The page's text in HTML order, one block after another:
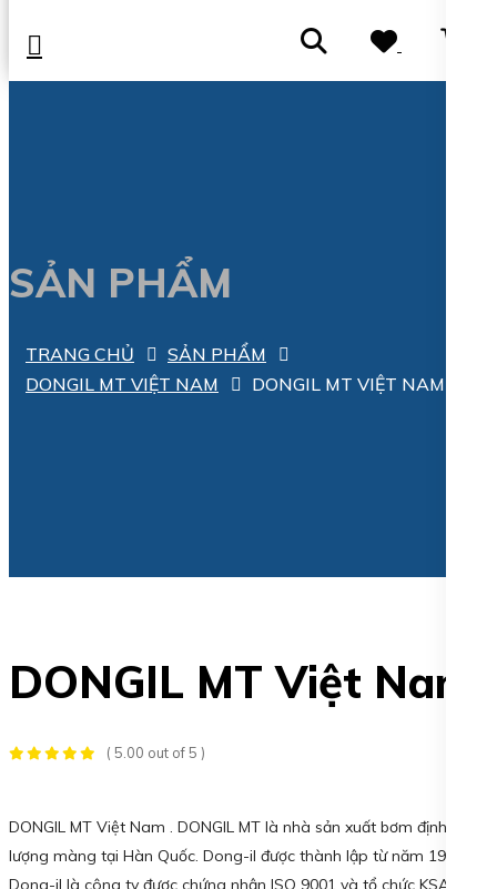
SẢN PHẨM
TRANG CHỦ
SẢN PHẨM
DONGIL MT VIỆT NAM
DONGIL MT VIỆT NAM
DONGIL MT Việt Nam
( 5.00 out of 5 )
DONGIL MT Việt Nam . DONGIL MT là nhà sản xuất bơm định
lượng màng tại Hàn Quốc. Dong-il được thành lập từ năm 1973.
Dong-il là công ty được chứng nhận ISO 9001 và tổ chức KSA